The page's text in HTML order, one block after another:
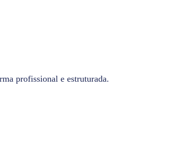
profissional e estruturada.​